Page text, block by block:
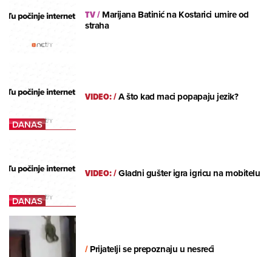
TV/Marijana Batinić na Kostarici umire od
straha
VIDEO:/A što kad maci popapaju jezik?
VIDEO:/Gladni gušter igra igricu na mobitelu
/Prijatelji se prepoznaju u nesreći